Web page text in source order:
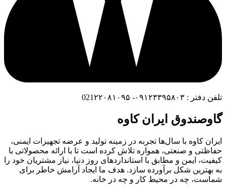
تلفن دفتر : ۰۹۱۲۳۳۹۵۸۰۳- 021۲۲۰۸۱۰۹۵
گاوصندوق ایران کاوه
ایران کاوه با سال‌ها تجربه در زمینه تولید و عرضه تجهیزات ایمنی،
حفاظتی و صنعتی، همواره تلاش کرده است تا با ارائه محصولاتی با
کیفیت، ایمن و مطابق با استانداردهای روز دنیا، نیاز مشتریان خود را
به بهترین شکل برآورده سازد. هدف ما ایجاد آرامش خاطر برای
شماست، چه در محیط کار و چه در خانه.